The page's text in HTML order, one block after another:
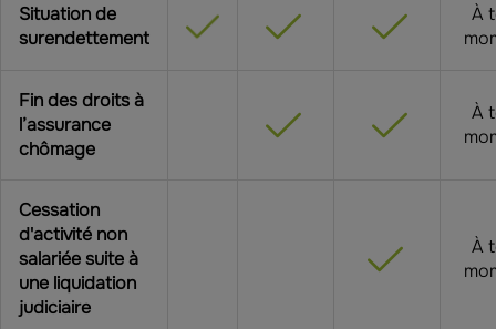
Situation de
surendettement
À
Fin des droits à
l’assurance
chômage
À
Cessation
d'activité non
salariée suite à
une liquidation
judiciaire
À